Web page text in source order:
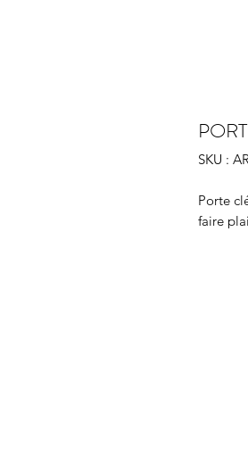
SKU :
Porte
faire